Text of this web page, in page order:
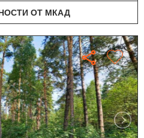
ОТ МКАД